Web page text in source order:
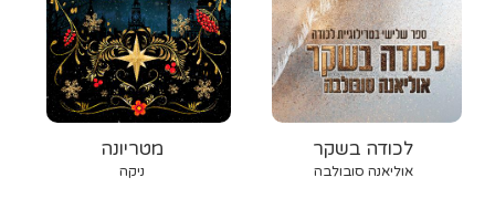
מטריונה
ניקה
לכודה בשקר
אוליאנה סובולבה